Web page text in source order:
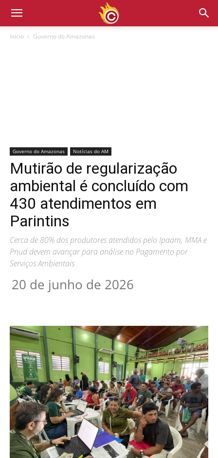
Início Governo do Amazonas
Governo do Amazonas Notícias do AM
Mutirão de regularização
ambiental é concluído com
430 atendimentos em
Parintins
Cerca de 80% dos produtores atendidos pelo Ipaam, MMA e
Pnud devem avançar para análise no Pagamento por
Serviços Ambientais
20 de junho de 2026